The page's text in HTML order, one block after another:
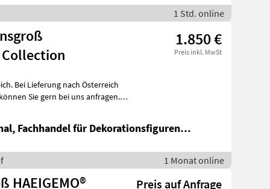
1 Std. online
Collection
1.850 €
Preis inkl. MwSt
Bei Lieferung nach Österreich
Fachhandel für Dekorationsfiguren
1 Monat online
HAEIGEMO®
Preis auf Anfrage